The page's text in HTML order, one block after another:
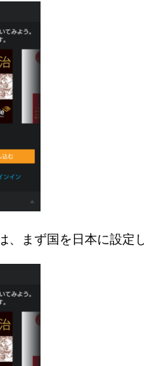
、まず国を日本に設定